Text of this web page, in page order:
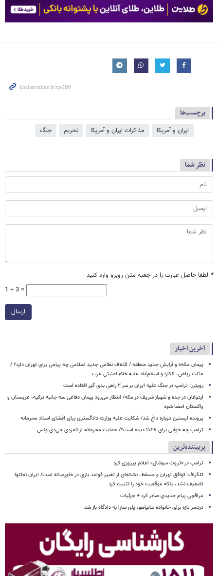
برچسب‌ها
ایران و آمریکا مذاکرات ایران و آمریکا تحریم جنگ
نظر شما
* لطفا حاصل عبارت را در جعبه متن روبرو وارد کنید
1 + 3 =
ارسال
آخرین اخبار
پیمان مکه» و آرایش جدید منطقه / ائتلاف نظامی جدید اسلامی چه پیامی برای تهران دارد؟ /
مثلث ریاض، آنکارا و اسلام‌آباد علیه خلاء امنیتی غرب
رویترز: ترامپ در جنگ علیه ایران بر سر ۲ راهی بدی گیر افتاده است
اردوغان در جده و شهباز شریف در مکه/ انتظار می‌رود پیمان دفاعی سه جانبه ترکیه، عربستان و
پاکستان امضا شود
پرونده اپستین دوباره داغ شد/ شکایت علیه وزارت دادگستری برای افشای اسناد محرمانه
ترامپ چه خوابی برای ۲۰۲۸ دیده است؟/ حمایت محرمانه از نامزدی جی‌دی ونس
پربیننده‌ترین
ترامپ در «تروث سوشال» اعلام پیروزی کرد
تلگراف: توافق تهران و مسقط، نشانه‌ای از تغییر قواعد بازی در خاورمیانه است/ ایران نه‌تنها
تضعیف نشد، بلکه موقعیت خود را تثبیت کرد
عراقچی پیام جدیدی صادر کرد + جزئیات
دردسر تازه برای خانواده نتانیاهو، پای سارا به دادگاه باز شد